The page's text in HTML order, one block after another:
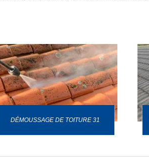
DÉMOUSSAGE DE TOITURE 31